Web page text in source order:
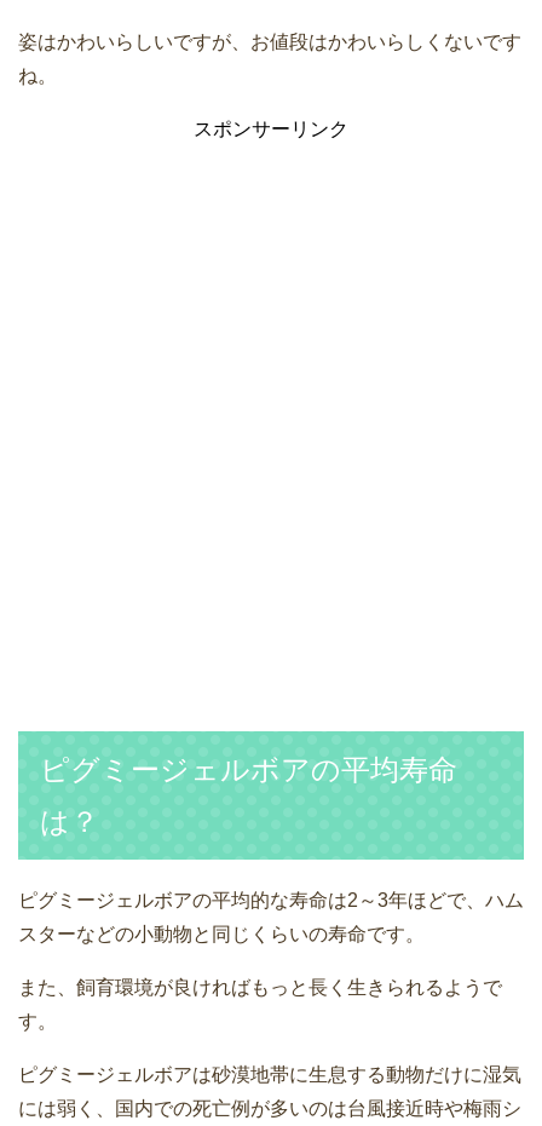
姿はかわいらしいですが、お値段はかわいらしくないです
ね。
スポンサーリンク
ピグミージェルボアの平均寿命
は？
ピグミージェルボアの平均的な寿命は2～3年ほどで、ハム
スターなどの小動物と同じくらいの寿命です。
また、飼育環境が良ければもっと長く生きられるようで
す。
ピグミージェルボアは砂漠地帯に生息する動物だけに湿気
には弱く、国内での死亡例が多いのは台風接近時や梅雨シ